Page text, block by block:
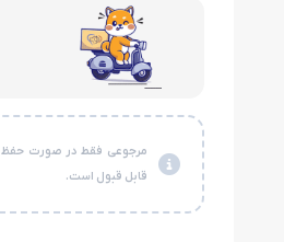
مرجوعی فقط در صورت حفظ
قابل قبول است.